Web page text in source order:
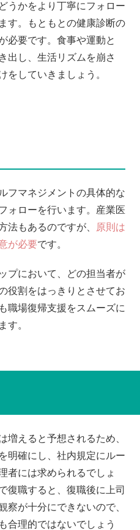
うかをより丁寧にフォロー
す。もともとの健康診断の
必要です。食事や運動と
出し、生活リズムを崩さ
をしていきましょう。
フマネジメントの具体的な
ォローを行います。産業医
法もあるのですが、
原則は
が必要です。
プにおいて、どの担当者が
役割をはっきりとさせてお
職場復帰支援をスムーズに
す。
増えると予想されるため、
明確にし、社内規定にルー
者には求められるでしょ
復職すると、復職後に上司
察が十分にできないので、
合理的ではないでしょう